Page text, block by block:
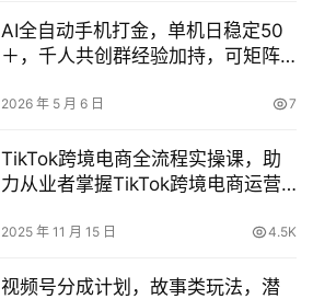
AI全自动手机打金，单机日稳定50
＋，千人共创群经验加持，可矩阵
2026 年 5 月 6 日 7
TikTok跨境电商全流程实操课，助
力从业者掌握TikTok跨境电商运营
2025 年 11 月 15 日 4.5K
视频号分成计划，故事类玩法，潜